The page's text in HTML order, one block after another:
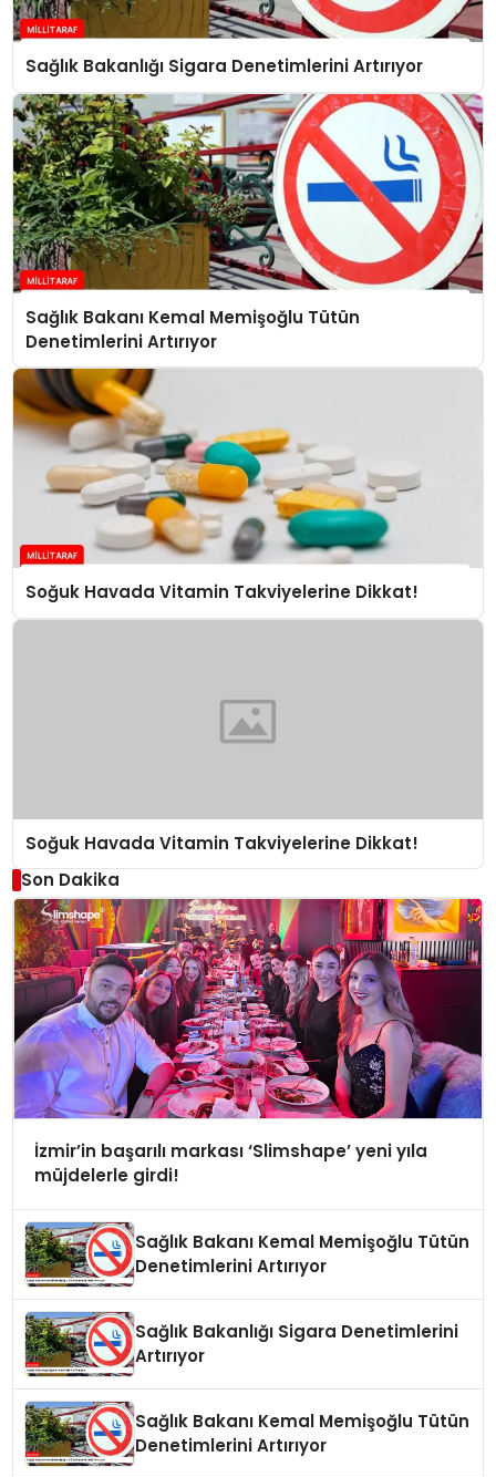
Sağlık Bakanlığı Sigara Denetimlerini Artırıyor
Sağlık Bakanı Kemal Memişoğlu Tütün
Denetimlerini Artırıyor
Soğuk Havada Vitamin Takviyelerine Dikkat!
Soğuk Havada Vitamin Takviyelerine Dikkat!
Son Dakika
İzmir’in başarılı markası ‘Slimshape’ yeni yıla
müjdelerle girdi!
Sağlık Bakanı Kemal Memişoğlu Tütün
Denetimlerini Artırıyor
Sağlık Bakanlığı Sigara Denetimlerini
Artırıyor
Sağlık Bakanı Kemal Memişoğlu Tütün
Denetimlerini Artırıyor